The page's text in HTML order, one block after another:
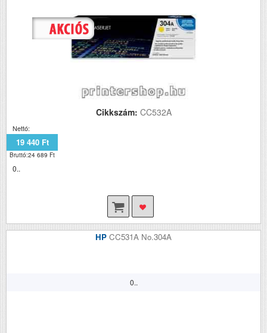
Cikkszám: CC532A
Nettó:
19 440 Ft
Bruttó:24 689 Ft
0..
HP CC531A No.304A
0..